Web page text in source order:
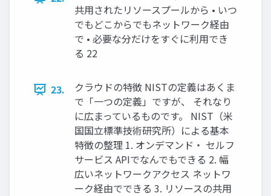
共用されたリソースプールから • いつ
でもどこからでもネットワーク経由
で • 必要な分だけをすぐに利用でき
る 22
23.
クラウドの特徴 NISTの定義はあくま
で「一つの定義」ですが、 それなり
に広まっているものです。 NIST（米
国国立標準技術研究所）による基本
特徴の整理 1. オンデマンド・ セルフ
サービス APIでなんでもできる 2. 幅
広いネットワークアクセス ネットワ
ーク経由でできる 3. リソースの共用